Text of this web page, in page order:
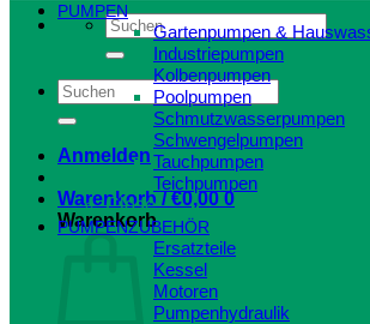
Suchen
nach:
Suchen
nach:
Anmelden
Warenkorb /€0,00 0
Warenkorb
PUMPEN
Gartenpumpen &
Industriepumpen
Kolbenpumpen
Poolpumpen
Schmutzwasserpumpen
Schwengelpumpen
Tauchpumpen
Teichpumpen
Close
PUMPENZUBEHÖR
Ersatzteile
Kessel
Motoren
Pumpenhydraulik